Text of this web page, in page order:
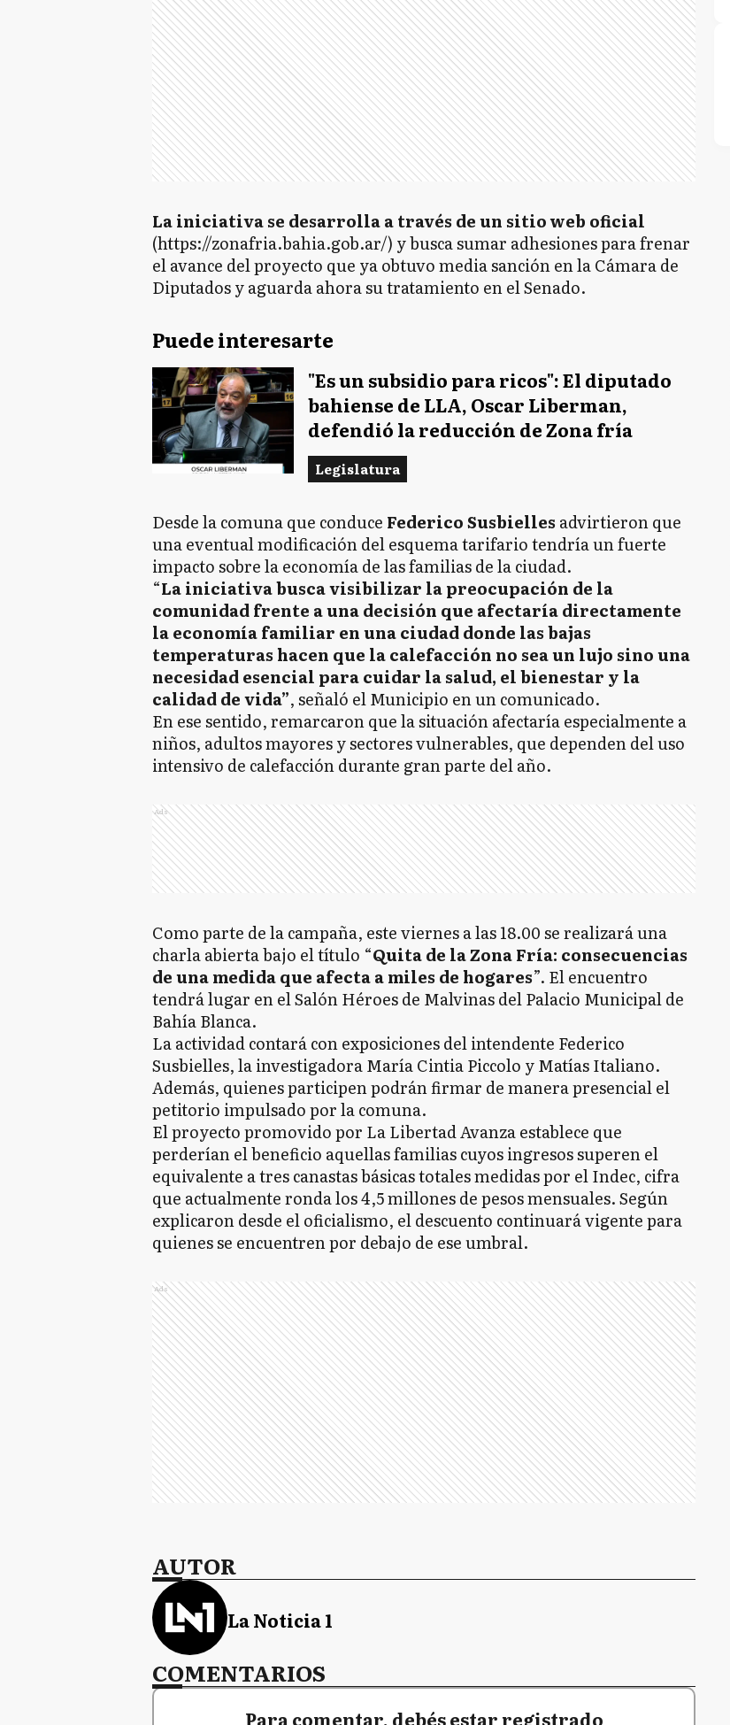
La iniciativa se desarrolla a través de un sitio web oficial
(https://zonafria.bahia.gob.ar/) y busca sumar adhesiones para frenar
el avance del proyecto que ya obtuvo media sanción en la Cámara de
Diputados y aguarda ahora su tratamiento en el Senado.
Puede interesarte
"Es un subsidio para ricos": El diputado
bahiense de LLA, Oscar Liberman,
defendió la reducción de Zona fría
Legislatura
Desde la comuna que conduce Federico Susbielles advirtieron que
una eventual modificación del esquema tarifario tendría un fuerte
impacto sobre la economía de las familias de la ciudad.
“La iniciativa busca visibilizar la preocupación de la
comunidad frente a una decisión que afectaría directamente
la economía familiar en una ciudad donde las bajas
temperaturas hacen que la calefacción no sea un lujo sino una
necesidad esencial para cuidar la salud, el bienestar y la
calidad de vida”, señaló el Municipio en un comunicado.
En ese sentido, remarcaron que la situación afectaría especialmente a
niños, adultos mayores y sectores vulnerables, que dependen del uso
intensivo de calefacción durante gran parte del año.
Ads
Como parte de la campaña, este viernes a las 18.00 se realizará una
charla abierta bajo el título “Quita de la Zona Fría: consecuencias
de una medida que afecta a miles de hogares”. El encuentro
tendrá lugar en el Salón Héroes de Malvinas del Palacio Municipal de
Bahía Blanca.
La actividad contará con exposiciones del intendente Federico
Susbielles, la investigadora María Cintia Piccolo y Matías Italiano.
Además, quienes participen podrán firmar de manera presencial el
petitorio impulsado por la comuna.
El proyecto promovido por La Libertad Avanza establece que
perderían el beneficio aquellas familias cuyos ingresos superen el
equivalente a tres canastas básicas totales medidas por el Indec, cifra
que actualmente ronda los 4,5 millones de pesos mensuales. Según
explicaron desde el oficialismo, el descuento continuará vigente para
quienes se encuentren por debajo de ese umbral.
Ads
AUTOR
La Noticia 1
COMENTARIOS
Para comentar, debés estar registrado